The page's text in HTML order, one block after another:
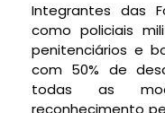
Integrantes das
como policiais
penitenciários e
com 50% de
todas as
reconhecimento